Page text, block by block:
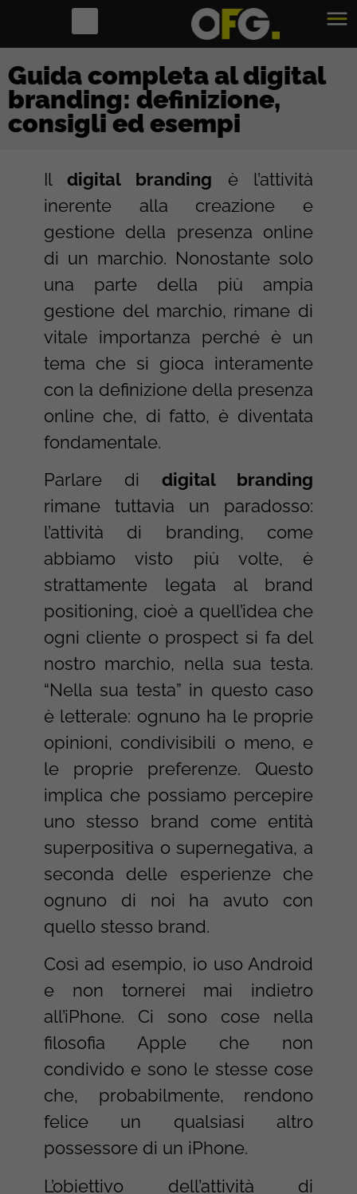
Guida completa al digital
branding: definizione,
consigli ed esempi
Ildigital branding è l’attività
inerente alla creazione e
gestione della presenza online
di un marchio. Nonostante solo
una parte della più ampia
gestione del marchio, rimane di
vitale importanza perché è un
tema che si gioca interamente
con la definizione della presenza
online che, di fatto, è diventata
fondamentale.
Parlare didigital branding
rimane tuttavia un paradosso:
l’attività di branding, come
abbiamo visto più volte, è
strattamente legata al brand
positioning, cioè a quell’idea che
ogni cliente o prospect si fa del
nostro marchio, nella sua testa.
“Nella sua testa” in questo caso
è letterale: ognuno ha le proprie
opinioni, condivisibili o meno, e
le proprie preferenze. Questo
implica che possiamo percepire
uno stesso brand come entità
superpositiva o supernegativa, a
seconda delle esperienze che
ognuno di noi ha avuto con
quello stesso brand.
Così ad esempio, io uso Android
e non tornerei mai indietro
all’iPhone. Ci sono cose nella
filosofia Apple che non
condivido e sono le stesse cose
che, probabilmente, rendono
felice un qualsiasi altro
possessore di un iPhone.
L’obiettivo dell’attività di